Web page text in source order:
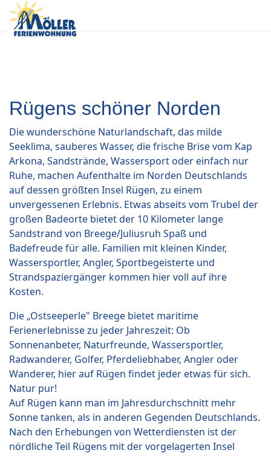
Rügens schöner Norden
Die wunderschöne Naturlandschaft, das milde
Seeklima, sauberes Wasser, die frische Brise vom Kap
Arkona, Sandstrände, Wassersport oder einfach nur
Ruhe, machen Aufenthalte im Norden Deutschlands
auf dessen größten Insel Rügen, zu einem
unvergessenen Erlebnis. Etwas abseits vom Trubel der
großen Badeorte bietet der 10 Kilometer lange
Sandstrand von Breege/Juliusruh Spaß und
Badefreude für alle. Familien mit kleinen Kinder,
Wassersportler, Angler, Sportbegeisterte und
Strandspaziergänger kommen hier voll auf ihre
Kosten.
Die „Ostseeperle" Breege bietet maritime
Ferienerlebnisse zu jeder Jahreszeit: Ob
Sonnenanbeter, Naturfreunde, Wassersportler,
Radwanderer, Golfer, Pferdeliebhaber, Angler oder
Wanderer, hier auf Rügen findet jeder etwas für sich.
Natur pur!
Auf Rügen kann man im Jahresdurchschnitt mehr
Sonne tanken, als in anderen Gegenden Deutschlands.
Nach den Erhebungen von Wetterdiensten ist der
nördliche Teil Rügens mit der vorgelagerten Insel